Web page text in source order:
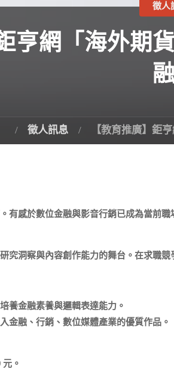
亨網「海外期
徵人
徵人訊息 【教育推廣】鉅
有感於數位金融與影音行銷已成為當前
究洞察與內容創作能力的舞台。在求職
養金融素養與邏輯表達能力。
金融、行銷、數位媒體產業的優質作品。
。